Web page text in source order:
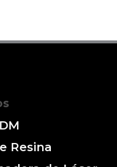
Resina